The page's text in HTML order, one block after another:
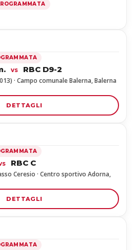
vs RBC D9-2
· Campo comunale Balerna, Balerna
DETTAGLI
RBC C
Ceresio · Centro sportivo Adorna,
DETTAGLI